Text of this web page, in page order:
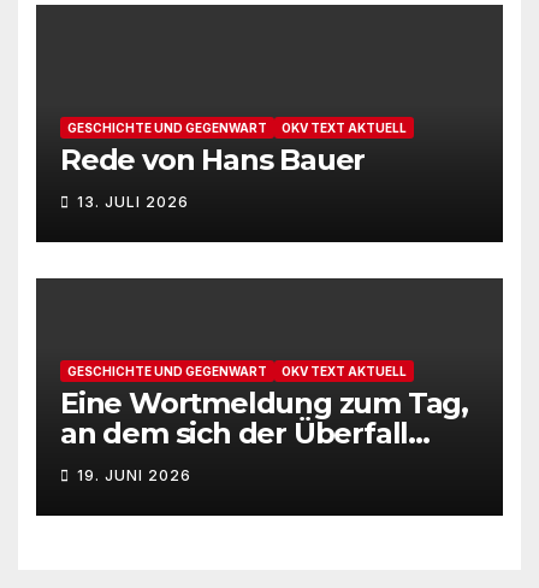
GESCHICHTE UND GEGENWART OKV TEXT AKTUELL
Rede von Hans Bauer
13. JULI 2026
GESCHICHTE UND GEGENWART OKV TEXT AKTUELL
Eine Wortmeldung zum Tag,
an dem sich der Überfall
Deutschlands auf die UdSSR
1941 zum 85. Male jährt
19. JUNI 2026